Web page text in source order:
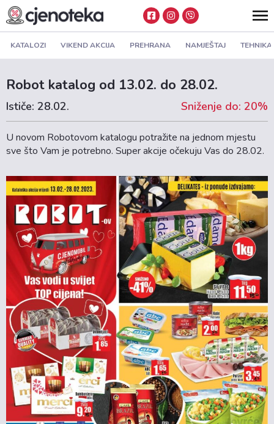
KATALOZI VIKEND AKCIJA PREHRANA NAMJEŠTAJ TEHNIKA
Robot katalog od 13.02. do 28.02.
Ističe: 28.02. Sniženje do: 20%
U novom Robotovom katalogu potražite na jednom mjestu
sve što Vam je potrebno. Super akcije očekuju Vas do 28.02.